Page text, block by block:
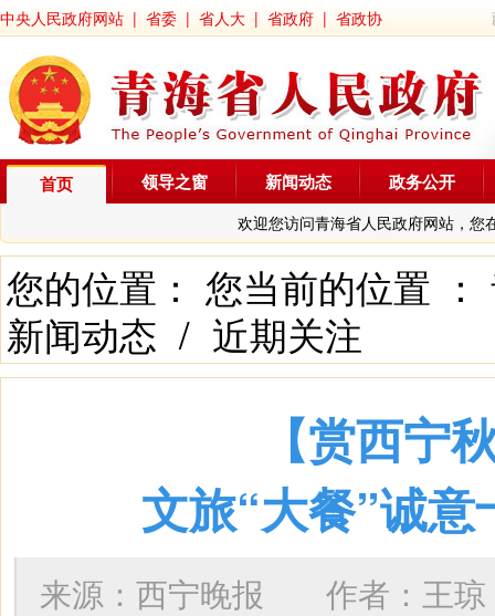
中央人民政府网站 | 省委 | 省人大 | 省政府 | 省政协
首页
欢迎您访问青海省人民政府网站，您
领导之窗 新闻动态 政务公开
您的位置： 您当前的位置 ：
新闻动态 / 近期关注
【赏西宁
文旅“大餐”诚
来源：西宁晚报 作者： 王琼